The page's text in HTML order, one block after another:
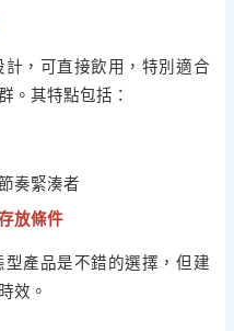
，可直接飲用，特別適合
。其特點包括：
奏緊湊者
放條件
產品是不錯的選擇，但建
效。